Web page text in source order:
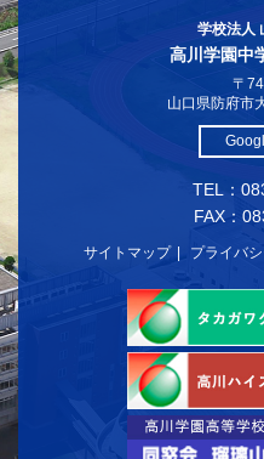
学校法人
高川学園中
〒
山口県防府市
TEL：
FAX：
サイトマップ プライバ